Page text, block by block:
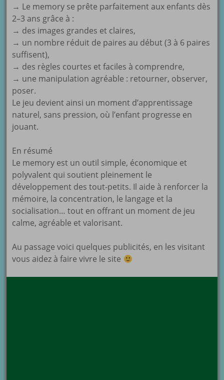
→ Le memory se prête parfaitement aux enfants dès
2–3 ans grâce à :
→ des images grandes et claires,
→ un nombre réduit de paires au début (3 à 6 paires
suffisent),
→ des règles courtes et faciles à comprendre,
→ une manipulation agréable : retourner, observer,
poser.
Le jeu devient ainsi un moment d’apprentissage
naturel, sans pression, où l’enfant progresse en
jouant.
En résumé
Le memory est un outil simple, économique et
polyvalent qui soutient pleinement le
développement des tout-petits. Il aide à renforcer la
mémoire, la concentration, le langage et la
socialisation… tout en offrant un moment de jeu
calme, agréable et valorisant.
Au passage voici quelques publicités, en les visitant
vous aidez à faire vivre le site